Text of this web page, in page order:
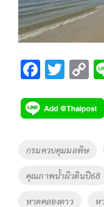
F
e
b
o
k
T
tt
er
C
p
y
Li
n
k
Tags
กรมควบคุมมลพิษ
คุณภาพน้ำผิวดินปี68
หาดคลองดาว ห